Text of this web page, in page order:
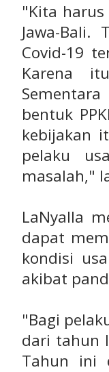
"Kita
Jawa-
Covid-19
Karena
bentuk
kebijakan
pelaku
masalah,"
LaNyalla
dapat
kondisi
akibat
"Bagi
dari tahun
Tahun ini